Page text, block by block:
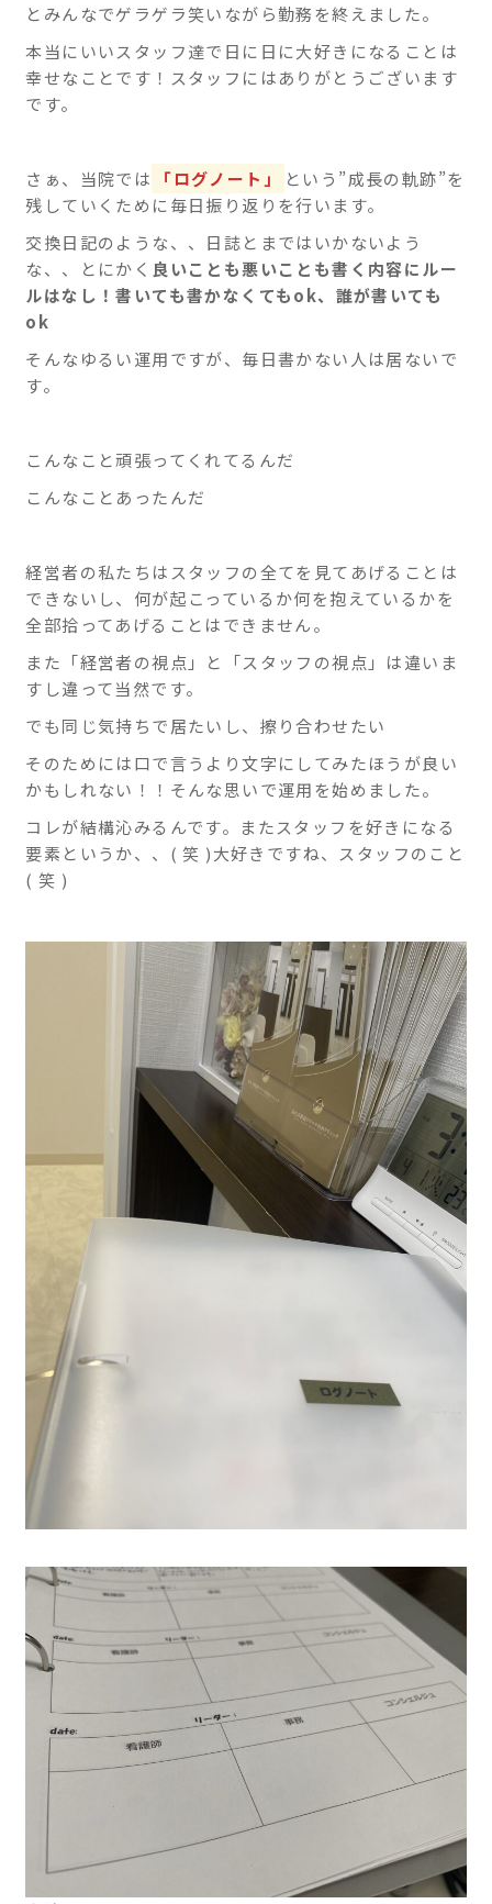
とみんなでゲラゲラ笑いながら勤務を終えました。
本当にいいスタッフ達で日に日に大好きになることは
幸せなことです！スタッフにはありがとうございます
です。
さぁ、当院では 「ログノート」
という”成長の軌跡”を
残していくために毎日振り返りを行います。
交換日記のような、、日誌とまではいかないよう
な、、とにかく 良いことも悪いことも書く内容にルー
ルはなし！書いても書かなくてもok、誰が書いても
ok
そんなゆるい運用ですが、毎日書かない人は居ないで
す。
こんなこと頑張ってくれてるんだ
こんなことあったんだ
経営者の私たちはスタッフの全てを見てあげることは
できないし、何が起こっているか何を抱えているかを
全部拾ってあげることはできません。
また「経営者の視点」と「スタッフの視点」は違いま
すし違って当然です。
でも同じ気持ちで居たいし、擦り合わせたい
そのためには口で言うより文字にしてみたほうが良い
かもしれない！！そんな思いで運用を始めました。
コレが結構沁みるんです。またスタッフを好きになる
要素というか、、( 笑 )大好きですね、スタッフのこと
( 笑 )